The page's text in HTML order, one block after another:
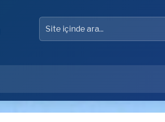
Site içinde ara